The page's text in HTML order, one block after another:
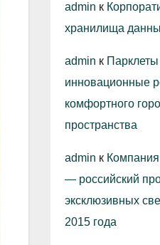
admin к
хранилища
admin к
инновационные
комфортного
пространства
admin к
— российский
эксклюзивных
2015 года